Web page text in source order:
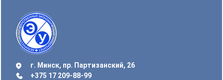
г. Минск, пр. Партизанский, 26
+375 17 209-88-99